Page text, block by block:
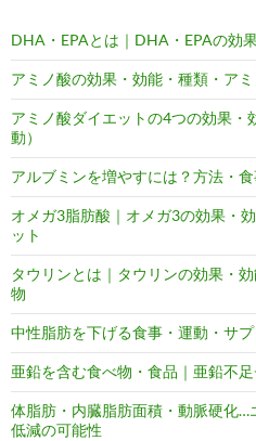
DHA・EPAとは｜DHA・EPAの効
アミノ酸の効果・効能・種類・ア
アミノ酸ダイエットの4つの効果・
動）
アルブミンを増やすには？方法・
オメガ3脂肪酸｜オメガ3の効果・
ット
タウリンとは｜タウリンの効果・
物
中性脂肪を下げる食事・運動・サプ
亜鉛を含む食べ物・食品｜亜鉛不
体脂肪・内臓脂肪面積・動脈硬化…
低減の可能性